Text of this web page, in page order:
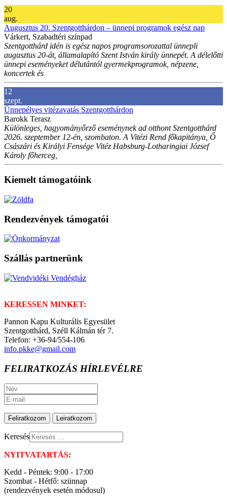
20
aug.
Augusztus 20. Szentgotthárdon – ünnepi programok egész nap
Várkert, Szabadtéri színpad
Szentgotthárd idén is egész napos programsorozattal ünnepli
augusztus 20-át, államalapító Szent István király ünnepét. A délelőtti
ünnepi eseményeket délutántól gyermekprogramok, népzene,
koncertek és
12
szept.
Ünnepélyes vitézavatás Szentgotthárdon
Barokk Terasz
Különleges, hagyományőrző eseménynek ad otthont Szentgotthárd
2026. szeptember 12-én, szombaton. A Vitézi Rend főkapitánya, Ő
Császári és Királyi Fensége Vitéz Habsburg-Lotharingiai József
Károly főherceg,
Kiemelt támogatóink
Rendezvények támogatói
Szállás partnerünk
KERESSEN MINKET:
Pannon Kapu Kulturális Egyesület
Szentgotthárd, Széll Kálmán tér 7.
Telefon: +36-94/554-106
info.pkke@gmail.com
FELIRATKOZÁS HÍRLEVÉLRE
Keresés
NYITVATARTÁS:
Kedd - Péntek: 9:00 - 17:00
Szombat - Hétfő: szünnap
(rendezvények esetén módosul)